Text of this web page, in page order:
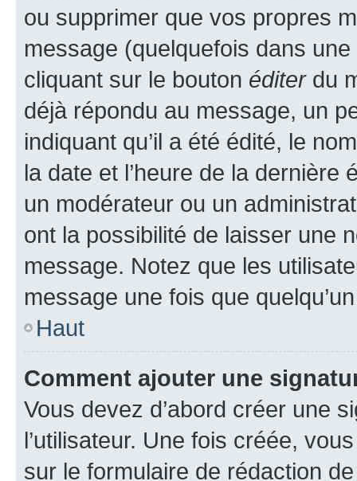
ou supprimer que vos propres
message (quelquefois dans
cliquant sur le bouton éditerdu
déjà répondu au message, un
indiquant qu’il a été édité, le
la date et l’heure de la dernière
un modérateur ou un
ont la possibilité de laisser une
message. Notez que les
message une fois que
Haut
Comment ajouter une
Vous devez d’abord créer une
l’utilisateur. Une fois créée,
sur le formulaire de rédaction